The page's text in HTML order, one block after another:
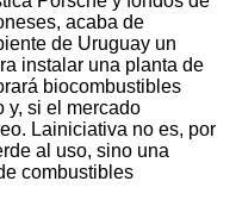
acaba de
de Uruguay un
instalar una planta de
biocombustibles
y, si el mercado
Lainiciativa no es, por
al uso, sino una
combustibles